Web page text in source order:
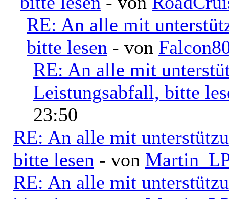
RE: An alle mit
bitte lesen - von
RE: An alle mit
Leistungsabfall, bitte
23:50
RE: An alle mit
bitte lesen - von
RE: An alle mit